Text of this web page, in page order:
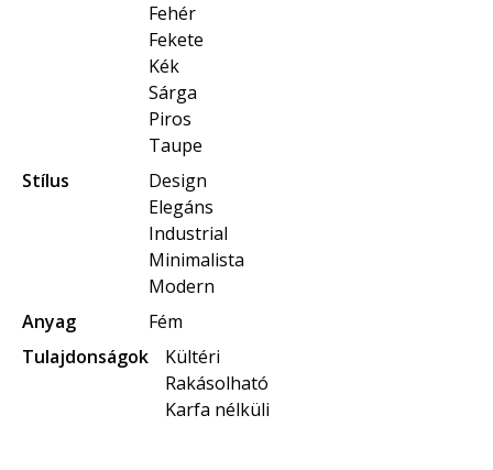
Fehér
Fekete
Kék
Sárga
Piros
Taupe
Stílus
Design
Elegáns
Industrial
Minimalista
Modern
Anyag
Fém
Tulajdonságok
Kültéri
Rakásolható
Karfa nélküli